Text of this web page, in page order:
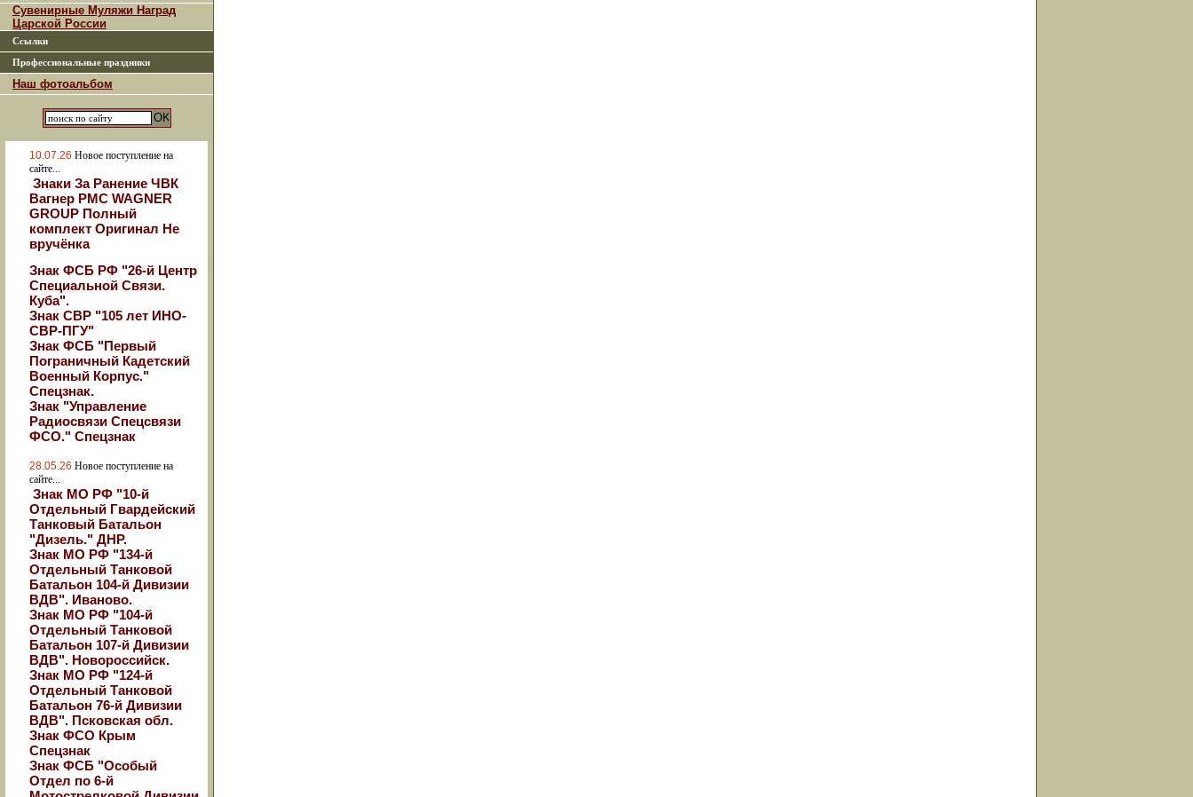
Сувенирные Муляжи Наград
Царской России
Ссылки
Профессиональные праздники
Наш фотоальбом
10.07.26 Новое поступление на
сайте...
Знаки За Ранение ЧВК
Вагнер РМС WAGNER
GROUP Полный
комплект Оригинал Не
вручёнка
Знак ФСБ РФ "26-й Центр
Специальной Связи.
Куба".
Знак СВР "105 лет ИНО-
СВР-ПГУ"
Знак ФСБ "Первый
Пограничный Кадетский
Военный Корпус."
Спецзнак.
Знак "Управление
Радиосвязи Спецсвязи
ФСО." Спецзнак
28.05.26 Новое поступление на
сайте...
Знак МО РФ "10-й
Отдельный Гвардейский
Танковый Батальон
"Дизель." ДНР.
Знак МО РФ "134-й
Отдельный Танковой
Батальон 104-й Дивизии
ВДВ". Иваново.
Знак МО РФ "104-й
Отдельный Танковой
Батальон 107-й Дивизии
ВДВ". Новороссийск.
Знак МО РФ "124-й
Отдельный Танковой
Батальон 76-й Дивизии
ВДВ". Псковская обл.
Знак ФСО Крым
Спецзнак
Знак ФСБ "Особый
Отдел по 6-й